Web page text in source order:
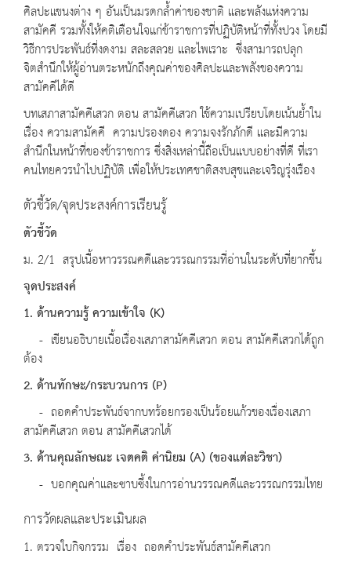
ศิลปะแขนงต่าง ๆ อันเป็นมรดกล้ำค่าของชาติ และพลังแห่งความ
สามัคคี รวมทั้งให้คติเตือนใจแก่ข้าราชการที่ปฏิบัติหน้าที่ทั้งปวง โดยมี
วิธีการประพันธ์ที่งดงาม สละสลวย และไพเราะ ซึ่งสามารถปลุก
จิตสำนึกให้ผู้อ่านตระหนักถึงคุณค่าของศิลปะและพลังของความ
สามัคคีได้ดี
บทเสภาสามัคคีเสวก ตอน สามัคคีเสวก ใช้ความเปรียบโดยเน้นย้ำใน
เรื่อง ความสามัคคี ความปรองดอง ความจงรักภักดี และมีความ
สำนึกในหน้าที่ของข้าราชการ ซึ่งสิ่งเหล่านี้ถือเป็นแบบอย่างที่ดี ที่เรา
คนไทยควรนำไปปฏิบัติ เพื่อให้ประเทศชาติสงบสุขและเจริญรุ่งเรือง
ตัวชี้วัด/จุดประสงค์การเรียนรู้
ตัวชี้วัด
ม. 2/1 สรุปเนื้อหาวรรณคดีและวรรณกรรมที่อ่านในระดับที่ยากขึ้น
จุดประสงค์
1. ด้านความรู้ ความเข้าใจ (K)
- เขียนอธิบายเนื้อเรื่องเสภาสามัคคีเสวก ตอน สามัคคีเสวกได้ถูก
ต้อง
2. ด้านทักษะ/กระบวนการ (P)
- ถอดคำประพันธ์จากบทร้อยกรองเป็นร้อยแก้วของเรื่องเสภา
สามัคคีเสวก ตอน สามัคคีเสวกได้
3. ด้านคุณลักษณะ เจตคติ ค่านิยม (A) (ของแต่ละวิชา)
- บอกคุณค่าและซาบซึ้งในการอ่านวรรณคดีและวรรณกรรมไทย
การวัดผลและประเมินผล
1. ตรวจใบกิจกรรม เรื่อง ถอดคำประพันธ์สามัคคีเสวก